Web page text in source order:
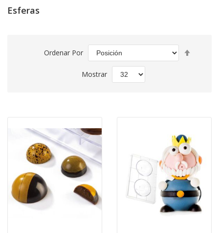
Esferas
Ordenar Por
Mostrar